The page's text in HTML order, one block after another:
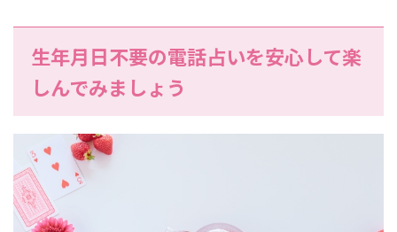
生年月日不要の電話占いを安心して楽
しんでみましょう